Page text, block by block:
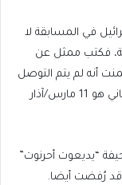
في المسابقة لا
فكتب ممثل عن
أنه لم يتم التوصل
إلى قرار نهائي حيث إن الموعد النهائي لتقديم الأغاني هو 11 مارس/آذار
“يديعوت أحرنوت”
قد رُفضت أيضا.